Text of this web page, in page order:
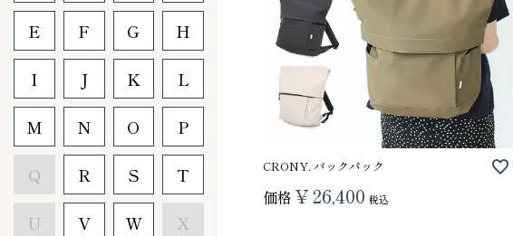
E F G H
I J K L
M N O P
Q R S T
U V W X
CRONY. バックパック
価格 ¥26,400 税込